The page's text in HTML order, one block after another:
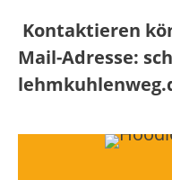
Kontaktieren
Mail-Adresse: